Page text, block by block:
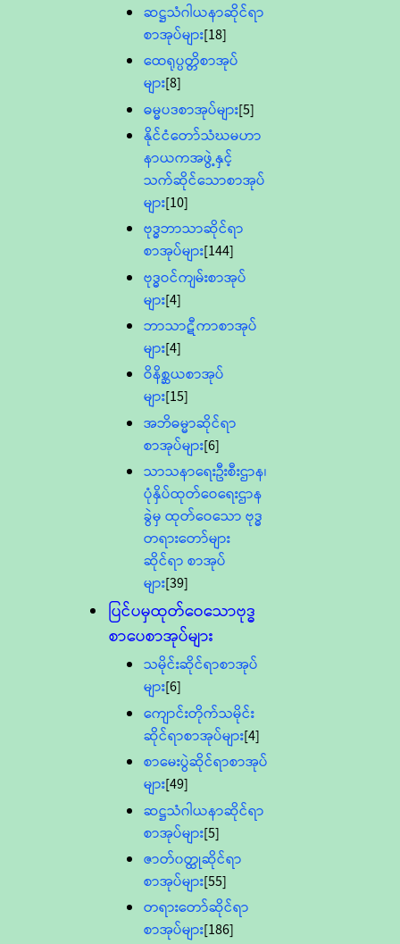
ဆဋ္ဌသံဂါယနာဆိုင်ရာ
စာအုပ်များ[18]
ထေရုပ္ပတ္တိစာအုပ်
များ[8]
ဓမ္မပဒစာအုပ်များ[5]
နိုင်ငံတော်သံဃမဟာ
နာယကအဖွဲ့နှင့်
သက်ဆိုင်သောစာအုပ်
များ[10]
ဗုဒ္ဓဘာသာဆိုင်ရာ
စာအုပ်များ[144]
ဗုဒ္ဓဝင်ကျမ်းစာအုပ်
များ[4]
ဘာသာဋီကာစာအုပ်
များ[4]
ဝိနိစ္ဆယစာအုပ်
များ[15]
အဘိဓမ္မာဆိုင်ရာ
စာအုပ်များ[6]
သာသနာရေးဦးစီးဌာန၊
ပုံနှိပ်ထုတ်ဝေရေးဌာန
ခွဲမှ ထုတ်ဝေသော ဗုဒ္ဓ
တရားတော်များ
ဆိုင်ရာ စာအုပ်
များ[39]
ပြင်ပမှထုတ်ဝေသောဗုဒ္ဓ
စာပေစာအုပ်များ
သမိုင်းဆိုင်ရာစာအုပ်
များ[6]
ကျောင်းတိုက်သမိုင်း
ဆိုင်ရာစာအုပ်များ[4]
စာမေးပွဲဆိုင်ရာစာအုပ်
များ[49]
ဆဋ္ဌသံဂါယနာဆိုင်ရာ
စာအုပ်များ[5]
ဇာတ်၀တ္ထုဆိုင်ရာ
စာအုပ်များ[55]
တရားတော်ဆိုင်ရာ
စာအုပ်များ[186]